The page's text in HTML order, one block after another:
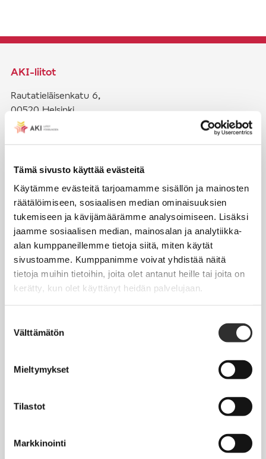
Tämä sivusto käyttää evästeitä
Käytämme evästeitä tarjoamamme sisällön ja mainosten
räätälöimiseen, sosiaalisen median ominaisuuksien
tukemiseen ja kävijämäärämme analysoimiseen. Lisäksi
jaamme sosiaalisen median, mainosalan ja analytiikka-
alan kumppaneillemme tietoja siitä, miten käytät
sivustoamme. Kumppanimme voivat yhdistää näitä
tietoja muihin tietoihin, joita olet antanut heille tai joita on
kerätty, kun olet käyttänyt heidän palvelujaan.
valinta
Välttämätön
Mieltymykset
Tilastot
Markkinointi
AKI-liitot
Rautatieläisenkatu 6,
00520 Helsinki
puh. (09) 4270 1503
Seuraa meitä somessa:
JÄSENYYS
Henkilöjäsenyys
Jäsenmaksujen työnantajaperintä
Matkalaskut
Tapahtumakalenteri